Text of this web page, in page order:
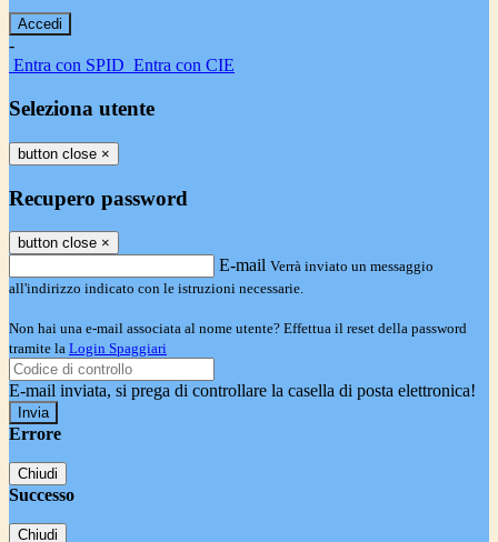
-
Entra con SPID Entra con CIE
Seleziona utente
button close ×
Recupero password
button close ×
E-mail Verrà inviato un messaggio
all'indirizzo indicato con le istruzioni necessarie.
Non hai una e-mail associata al nome utente? Effettua il reset della password
tramite la Login Spaggiari
E-mail inviata, si prega di controllare la casella di posta elettronica!
Errore
Chiudi
Successo
Chiudi